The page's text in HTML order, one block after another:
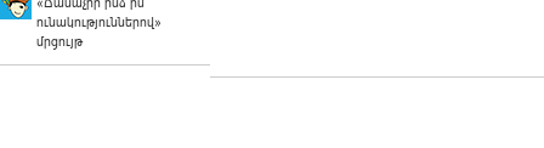
«Ճանաչի՛ր ինձ իմ
ունակություններով»
մրցույթ